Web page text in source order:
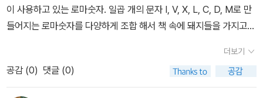
이 사용하고 있는 로마숫자. 일곱 개의 문자 I, V, X, L, C, D, M로 만
들어지는 로마숫자를 다양하게 조합 해서 책 속에 돼지들을 가지고
책을 읽어보시거나 아님 한 가지 책이라도 읽었다면 아마도 이 책에
거는 기대는 대단하리라 생각을 해본다. 책을 읽고 주위에 있는 로마
더보기
공감 (0) 댓글 (0)